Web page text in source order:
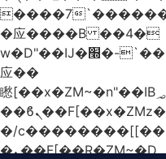
����7
�应����B ��4�
w�D"��IJ�׭�-`������S��9�Dr�ji��EJ߅��gJ�
应��
矁[��x�ZM~�n"��IB؃��!'����Тѕ��+��(m��IK�ʭ�/|
��ϐܢ��F[��x�ZMz�G�� %嬩
�/
�ܢ��F[��R�ZM~�D